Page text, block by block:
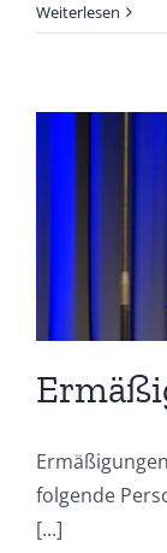
Weiterlesen
folgende
[...]